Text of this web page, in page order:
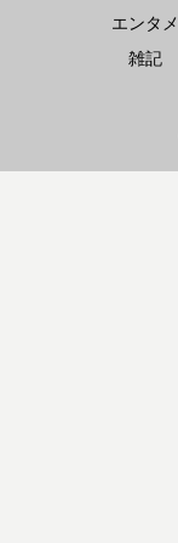
エンタメ
雑記